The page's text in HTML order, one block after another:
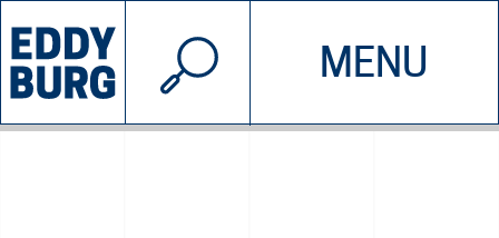
MENU
INIZIATIVE CHI SIAMO
© 2026 EDDYBURG